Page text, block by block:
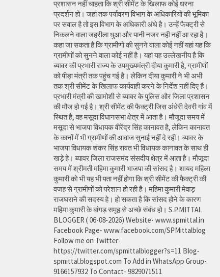
प्रशासन नहीं चाहता कि श्री सीमेंट के खिलाफ कोई धरना
प्रदर्शन हो। जहां तक पर्यावरण विभाग के अधिकारियों की भूमिका
पर सवाल है तो इस विभाग के अधिकारी अंधे है। उन्हें फैक्ट्री से
निकलने वाला जहरीला धुआ और पानी नजर नही नहीं आ रहा है।
कहा जा सकता है कि ग्रामीणों की सुनने वाला कोई नहीं यहां यह कि
ग्रामीणों को सुनने वाला कोई नहीं है। यहां यह उल्लेखनीय है कि
ब्यावर की प्रभारी राज्य के उपमुख्यमंत्री दीया कुमारी है, ग्रामीणों
को पीड़ा मंत्री तक पहुंच गई है। लेकिन दीया कुमारी ने भी अभी
तक श्री सीमेंट के खिलाफ कार्यवाही करने के निर्देश नहीं दिए है।
प्रभारी मंत्री की खामोशी से ब्यावर के पुलिस और जिला प्रशासन
की मौज हो गई है। श्री सीमेंट की फैक्ट्री जिस अंधेरी देवरी गांव में
स्थित है, वह मसूदा विधानसभा क्षेत्र में आता है। मौजूदा समय में
मसूदा से भाजपा विधायक वीरेंद्र सिंह कानावत है, लेकिन कानावत
के कानों में भी ग्रामीणों की आवाज सुनाई नहीं दे रही। ब्यावर के
भाजपा विधायक शंकर सिंह रावत भी विधायक कानावत के साथ ही
खड़े हे। ब्यावर जिला राजसमंद संसदीय क्षेत्र में आता है। मौजूदा
समय में श्रीमती महिमा कुमारी भाजपा की सांसद है। शायद महिला
कुमारी को भी यह भी पता नहीं होगा कि श्री सीमेंट की फैक्ट्री की
वजह से ग्रामीणों को परेशान हो रही है। महिमा कुमारी मेवाड़
राजघराने की सदस्य हे। हो सकता है कि सांसद होने के कारण
महिमा कुमारी के बांगड़ समूह से अच्छे संबंध हो। S.P.MITTAL
BLOGGER ( 06-08-2026) Website- www.spmittal.in
Facebook Page- www.facebook.com/SPMittalblog
Follow me on Twitter-
https://twitter.com/spmittalblogger?s=11 Blog-
spmittal.blogspot.com To Add in WhatsApp Group-
9166157932 To Contact- 9829071511